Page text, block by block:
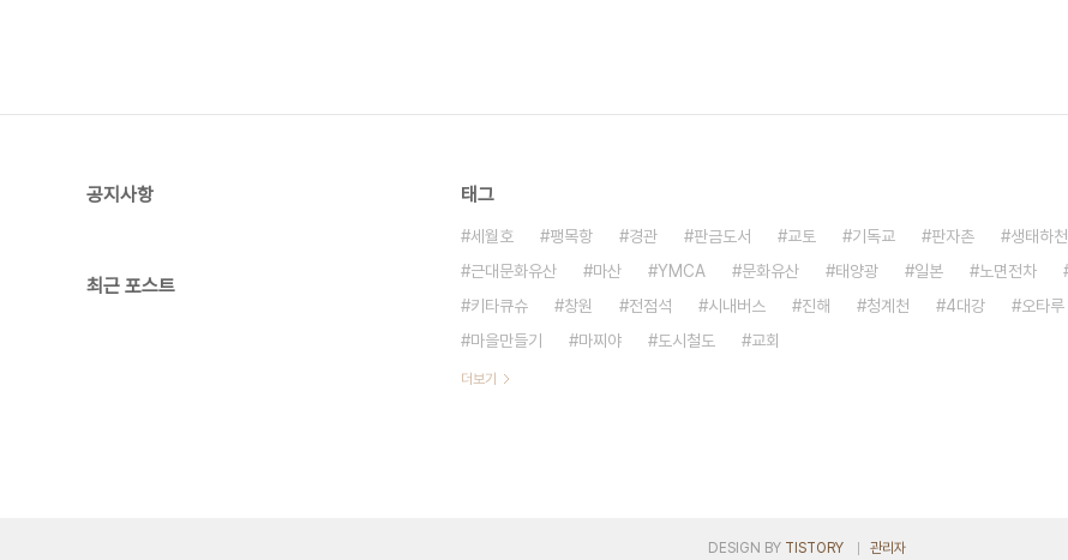
공지사항
최근 포스트
태그
세월호 팽목항 경관 판금도서 교토 기독교 판자촌 생태하천
근대문화유산
마산 YMCA 문화유산 태양광 일본 노면전차
키타큐슈
창원 전점석 시내버스 진해 청계천 4대강
오타루
마을만들기
마찌야 도시철도 교회
더보기
DESIGN BY TISTORY 관리자